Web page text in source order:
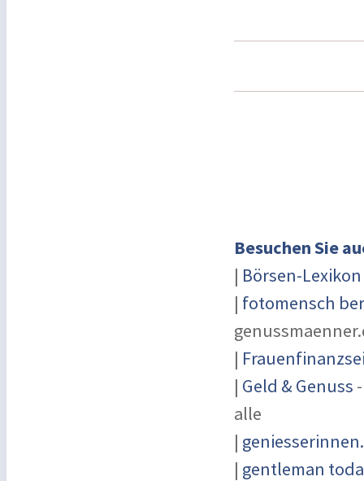
Besuchen Sie
| Börsen-Lexikon
| fotomensch
|
| Geld & Genuss
alle
|
| gentleman